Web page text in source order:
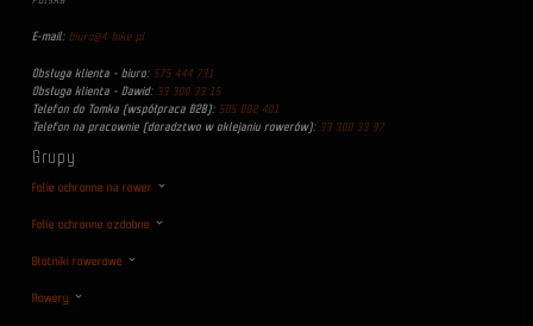
E-mail: biuro@4-bike.pl
Obsługa klienta - biuro: 575 444 731
Obsługa klienta - Dawid: 33 300 33 15
Telefon do Tomka (współpraca B2B): 505 002 401
Telefon na pracownie (doradztwo w oklejaniu rowerów): 33 300 33 97
Grupy
Folie ochronne na rower
Folie ochronne ozdobne
Błotniki rowerowe
Rowery